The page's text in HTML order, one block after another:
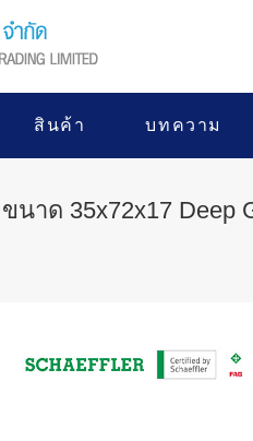
สินค้า บทความ
นาด 35x72x17 Deep